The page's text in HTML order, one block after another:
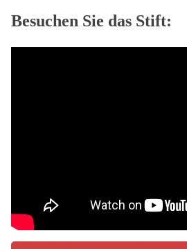
Besuchen Sie das Stift: